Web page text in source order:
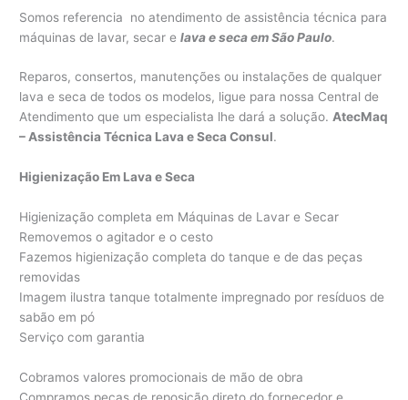
Somos referencia no atendimento de assistência técnica para
máquinas de lavar, secar elava e seca em São Paulo.
Reparos, consertos, manutenções ou instalações de qualquer
lava e seca de todos os modelos, ligue para nossa Central de
Atendimento que um especialista lhe dará a solução.AtecMaq
– Assistência Técnica Lava e Seca Consul.
Higienização Em Lava e Seca
Higienização completa em Máquinas de Lavar e Secar
Removemos o agitador e o cesto
Fazemos higienização completa do tanque e de das peças
removidas
Imagem ilustra tanque totalmente impregnado por resíduos de
sabão em pó
Serviço com garantia
Cobramos valores promocionais de mão de obra